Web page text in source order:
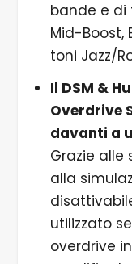
bande e di
Mid-Boost,
toni Jazz/
Il DSM &
Overdrive
davanti a
Grazie alle
alla
utilizzato
overdrive